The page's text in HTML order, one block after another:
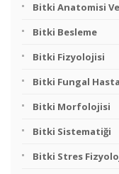
Bitki Anatomisi
Bitki Besleme
Bitki Fizyolojisi
Bitki Fungal
Bitki Morfolojisi
Bitki Sistematiği
Bitki Stres